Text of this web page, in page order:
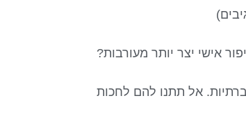
אישי יצר יותר מעורבות?
אל תתנו להם לחכות